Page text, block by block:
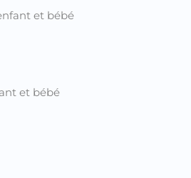
et bébé
et bébé